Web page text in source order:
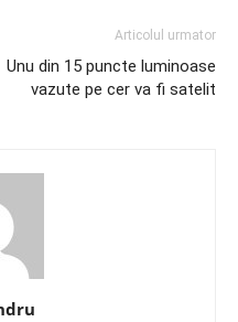
Articolul urmator
Unu din 15 puncte luminoase
vazute pe cer va fi satelit